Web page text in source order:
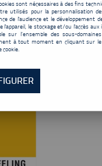
sont nécessaires à des fins
utilisés pour la personnalisation
de l'audience et le développement
l'appareil, le stockage et/ou l'accès
sur l’ensemble des sous-
à tout moment en cliquant sur
cookie.